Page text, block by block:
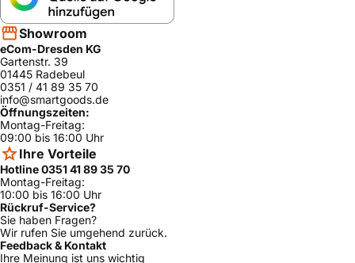
Showroom
eCom-Dresden KG
Gartenstr. 39
01445 Radebeul
0351 / 41 89 35 70
info@smartgoods.de
Öffnungszeiten:
Montag-Freitag:
09:00 bis 16:00 Uhr
Ihre Vorteile
Hotline 0351 41 89 35 70
Montag-Freitag:
10:00 bis 16:00 Uhr
Rückruf-Service?
Sie haben Fragen?
Wir rufen Sie umgehend zurück.
Feedback & Kontakt
Ihre Meinung ist uns wichtig